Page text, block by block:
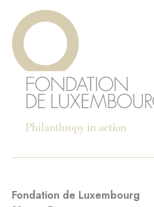
Fondation de Luxembourg